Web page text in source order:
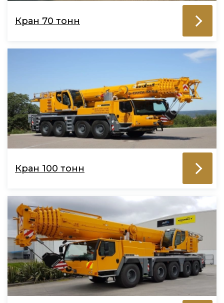
Кран 70 тонн
Кран 100 тонн